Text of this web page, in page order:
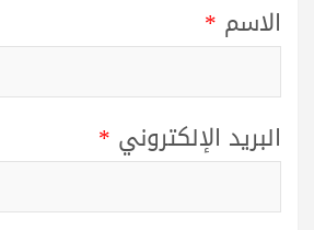
الاسم *
البريد الإلكتروني *